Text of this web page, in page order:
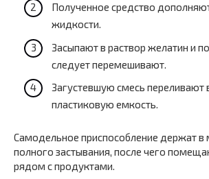
Полученное средство
жидкости.
Засыпают в раствор желатин и
следует перемешивают.
Загустевшую смесь переливают
пластиковую емкость.
Самодельное приспособление держат в
полного застывания, после чего
рядом с продуктами.